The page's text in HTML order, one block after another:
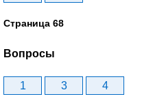
Страница 68
Вопросы
1 3 4